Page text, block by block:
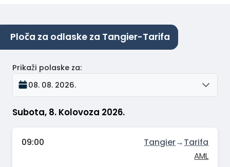
Ploča za odlaske za Tangier-Tarifa
Subota, 8. Kolovoza 2026.
Prikaži polaske za:
08. 08. 2026.
09:00 Tangier→Tarifa
AML